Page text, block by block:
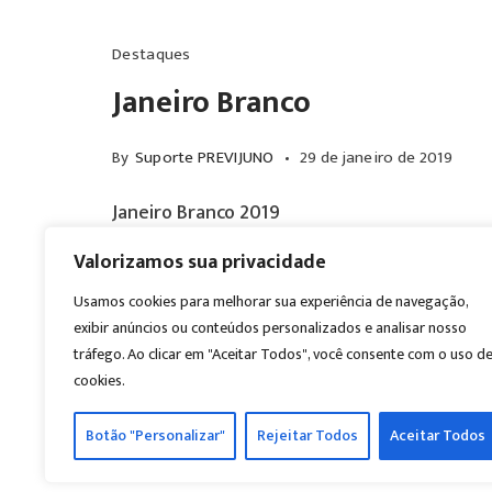
Valorizamos sua privacidade
Usamos cookies para melhorar sua experiência de navegação,
exibir anúncios ou conteúdos personalizados e analisar nosso
tráfego. Ao clicar em "Aceitar Todos", você consente com o uso de
cookies.
Botão "Personalizar" Rejeitar Todos Aceitar Todos
Destaques
Janeiro Branco
By Suporte PREVIJUNO 29 de janeiro de 2019
Janeiro Branco 2019
Read More
PREVIJUNO é orgulhosamente mantido com